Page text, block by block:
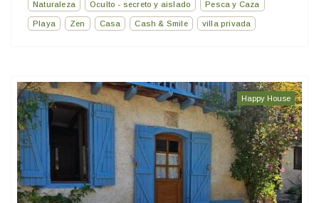
Naturaleza Oculto - secreto y aislado Pesca y Caza
Playa Zen Casa Cash & Smile villa privada
Happy House